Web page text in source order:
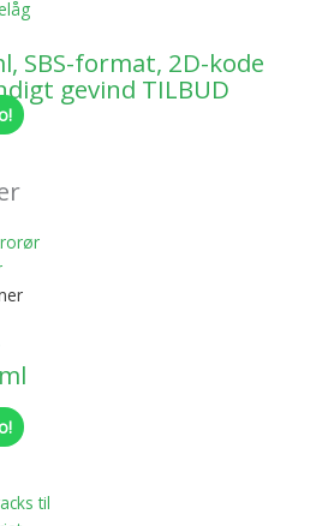
SBS-format, 2D-kode
gevind TILBUD